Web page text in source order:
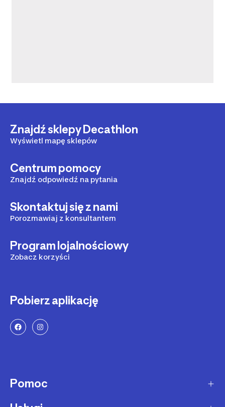
Znajdź sklepy Decathlon
Wyświetl mapę sklepów
Centrum pomocy
Znajdź odpowiedź na pytania
Skontaktuj się z nami
Porozmawiaj z konsultantem
Program lojalnościowy
Zobacz korzyści
Pobierz aplikację
Pomoc